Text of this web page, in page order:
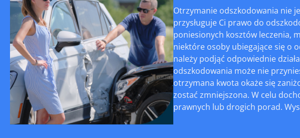
Otrzymanie odszkodowania nie
przysługuje Ci prawo do
poniesionych kosztów leczenia,
niektóre osoby ubiegające się o
należy podjąć odpowiednie
odszkodowania może nie
otrzymana kwota okaże się
zostać zmniejszona. W celu
prawnych lub drogich porad.